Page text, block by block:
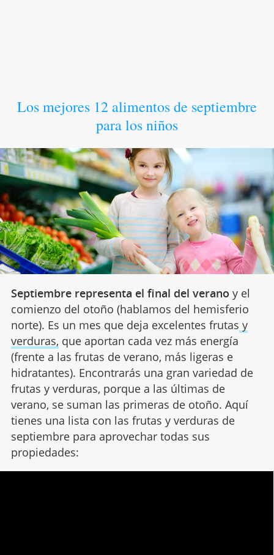
Los mejores 12 alimentos de septiembre
para los niños
Septiembre representa el final del verano y el
comienzo del otoño (hablamos del hemisferio
norte). Es un mes que deja excelentes frutas y
verduras, que aportan cada vez más energía
(frente a las frutas de verano, más ligeras e
hidratantes). Encontrarás una gran variedad de
frutas y verduras, porque a las últimas de
verano, se suman las primeras de otoño. Aquí
tienes una lista con las frutas y verduras de
septiembre para aprovechar todas sus
propiedades: